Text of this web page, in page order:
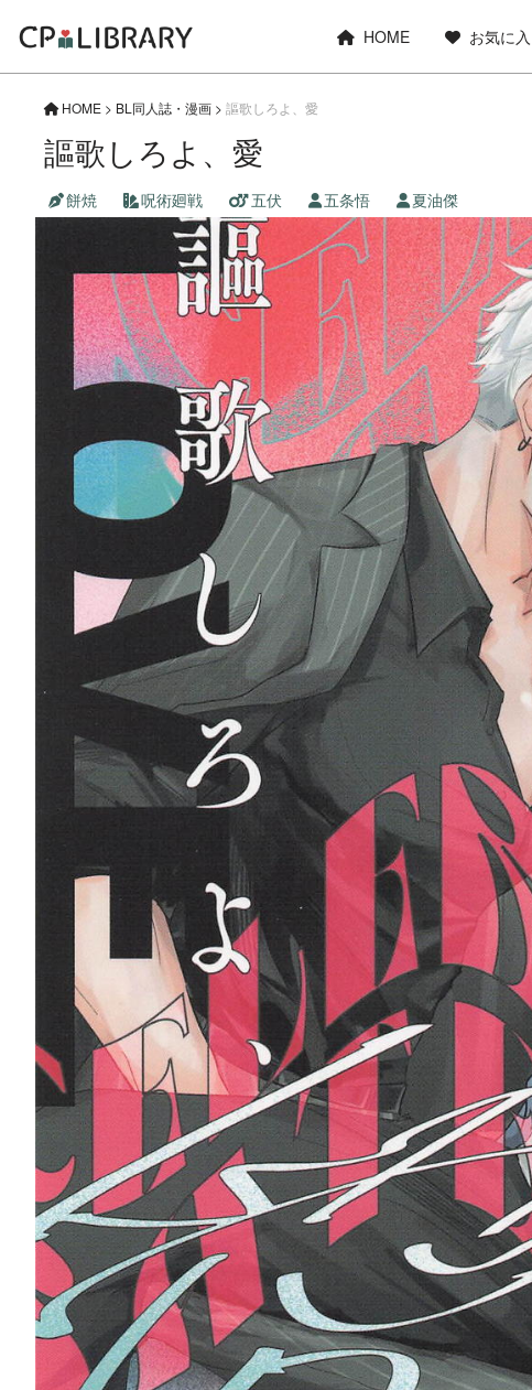
HOME お気に
HOME > BL同人誌・漫画 > 謳歌しろよ、愛
謳歌しろよ、愛
餅焼 呪術廻戦 五伏 五条悟 夏油傑